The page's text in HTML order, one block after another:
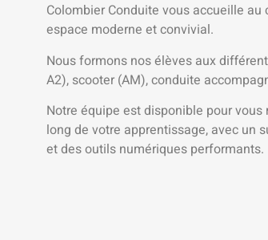
Colombier Conduite vous accueille
espace moderne et convivial.
Nous formons nos élèves aux
A2), scooter (AM), conduite
Notre équipe est disponible pour
long de votre apprentissage, avec un
et des outils numériques performants.